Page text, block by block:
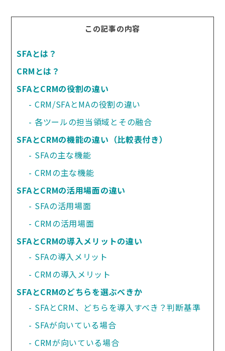
この記事の内容
SFAとは？
CRMとは？
SFAとCRMの役割の違い
CRM/SFAとMAの役割の違い
各ツールの担当領域とその融合
SFAとCRMの機能の違い（比較表付き）
SFAの主な機能
CRMの主な機能
SFAとCRMの活用場面の違い
SFAの活用場面
CRMの活用場面
SFAとCRMの導入メリットの違い
SFAの導入メリット
CRMの導入メリット
SFAとCRMのどちらを選ぶべきか
SFAとCRM、どちらを導入すべき？判断基準
SFAが向いている場合
CRMが向いている場合